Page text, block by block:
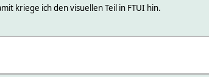
kriege ich den visuellen Teil in FTUI hin.